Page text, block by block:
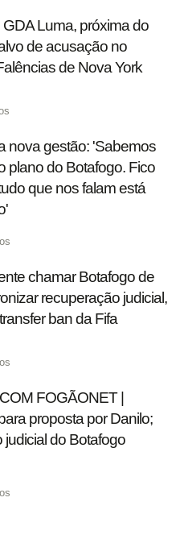
Luma, próxima do
de acusação no
de Nova York
nova gestão: 'Sabemos
plano do Botafogo. Fico
que nos falam está
chamar Botafogo de
recuperação judicial,
ban da Fifa
FOGÃONET |
proposta por Danilo;
judicial do Botafogo